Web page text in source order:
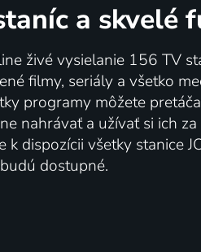
a skvelé
živé vysielanie 156 TV
filmy, seriály a všetko
programy môžete
nahrávať a užívať si ich
k dispozícii všetky stanice
dostupné.